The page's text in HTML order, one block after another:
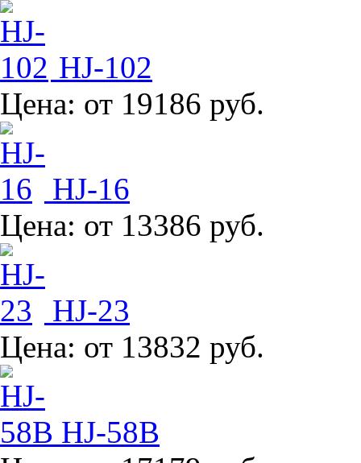
HJ-102
Цена: от 19186 руб.
HJ-16
Цена: от 13386 руб.
HJ-23
Цена: от 13832 руб.
HJ-58B